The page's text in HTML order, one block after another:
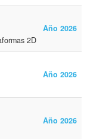
Año 2026
2D
Año 2026
Año 2026